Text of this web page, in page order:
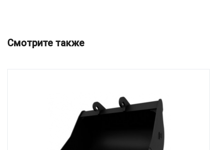
Смотрите также